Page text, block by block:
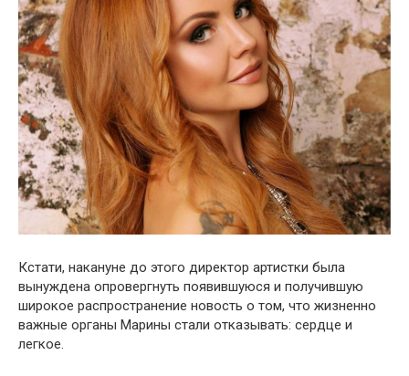
Кстати, накануне до этого директор артистки была
вынуждена опровергнуть появившуюся и получившую
широкое распространение новость о том, что жизненно
важные органы Марины стали отказывать: сердце и
легкое.